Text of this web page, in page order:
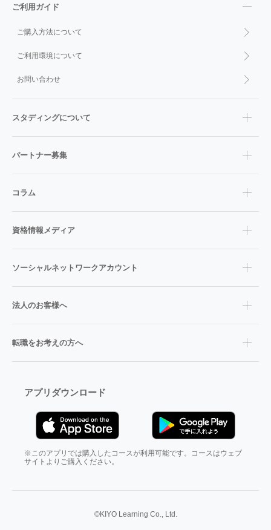
ご利用ガイド
ご購入方法について
ご利用環境について
お問い合わせ
スタディングについて
パートナー募集
コラム
資格情報メディア
ソーシャルネットワークアカウント
法人のお客様へ
転職をお考えの方へ
アプリダウンロード
※このアプリでは購入したコースが利用可能です。コースはウェブ
サイトよりご購入ください。
©KIYO Learning Co., Ltd.